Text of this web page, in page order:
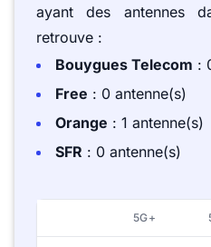
ayant des antennes
retrouve :
Bouygues Telecom :
Free : 0 antenne(s)
Orange : 1 antenne(s)
SFR : 0 antenne(s)
5G+